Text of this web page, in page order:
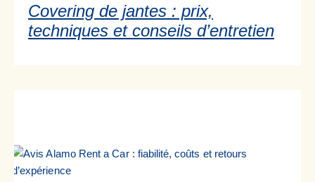
Covering de jantes : prix,
techniques et conseils d’entretien